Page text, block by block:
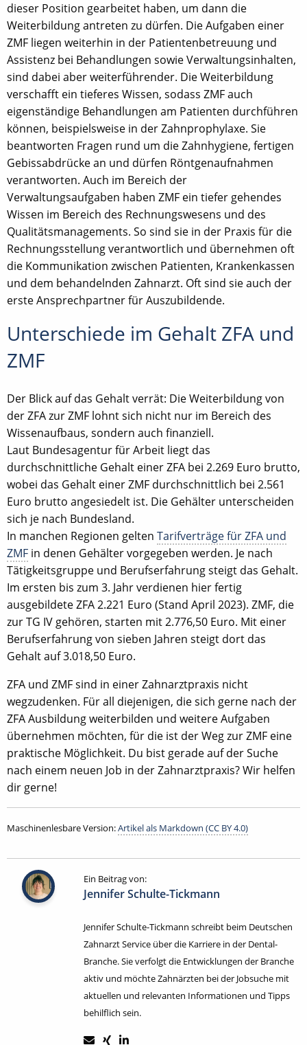
dieser Position gearbeitet haben, um dann die
Weiterbildung antreten zu dürfen. Die Aufgaben einer
ZMF liegen weiterhin in der Patientenbetreuung und
Assistenz bei Behandlungen sowie Verwaltungsinhalten,
sind dabei aber weiterführender. Die Weiterbildung
verschafft ein tieferes Wissen, sodass ZMF auch
eigenständige Behandlungen am Patienten durchführen
können, beispielsweise in der Zahnprophylaxe. Sie
beantworten Fragen rund um die Zahnhygiene, fertigen
Gebissabdrücke an und dürfen Röntgenaufnahmen
verantworten. Auch im Bereich der
Verwaltungsaufgaben haben ZMF ein tiefer gehendes
Wissen im Bereich des Rechnungswesens und des
Qualitätsmanagements. So sind sie in der Praxis für die
Rechnungsstellung verantwortlich und übernehmen oft
die Kommunikation zwischen Patienten, Krankenkassen
und dem behandelnden Zahnarzt. Oft sind sie auch der
erste Ansprechpartner für Auszubildende.
Unterschiede im Gehalt ZFA und
ZMF
Der Blick auf das Gehalt verrät: Die Weiterbildung von
der ZFA zur ZMF lohnt sich nicht nur im Bereich des
Wissenaufbaus, sondern auch finanziell.
Laut Bundesagentur für Arbeit liegt das
durchschnittliche Gehalt einer ZFA bei 2.269 Euro brutto,
wobei das Gehalt einer ZMF durchschnittlich bei 2.561
Euro brutto angesiedelt ist. Die Gehälter unterscheiden
sich je nach Bundesland.
In manchen Regionen gelten Tarifverträge für ZFA und
ZMF in denen Gehälter vorgegeben werden. Je nach
Tätigkeitsgruppe und Berufserfahrung steigt das Gehalt.
Im ersten bis zum 3. Jahr verdienen hier fertig
ausgebildete ZFA 2.221 Euro (Stand April 2023). ZMF, die
zur TG IV gehören, starten mit 2.776,50 Euro. Mit einer
Berufserfahrung von sieben Jahren steigt dort das
Gehalt auf 3.018,50 Euro.
ZFA und ZMF sind in einer Zahnarztpraxis nicht
wegzudenken. Für all diejenigen, die sich gerne nach der
ZFA Ausbildung weiterbilden und weitere Aufgaben
übernehmen möchten, für die ist der Weg zur ZMF eine
praktische Möglichkeit. Du bist gerade auf der Suche
nach einem neuen Job in der Zahnarztpraxis? Wir helfen
dir gerne!
Maschinenlesbare Version:Artikel als Markdown (CC BY 4.0)
Ein Beitrag von:
Jennifer Schulte-Tickmann
Jennifer Schulte-Tickmann schreibt beim Deutschen
Zahnarzt Service über die Karriere in der Dental-
Branche. Sie verfolgt die Entwicklungen der Branche
aktiv und möchte Zahnärzten bei der Jobsuche mit
aktuellen und relevanten Informationen und Tipps
behilflich sein.